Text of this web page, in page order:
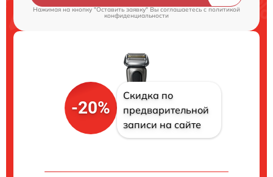
Нажимая на кнопку "Оставить заявку" Вы соглашаетесь cполитикой
конфиденциальности
-20%
Скидка по
предварительной
записи на сайте